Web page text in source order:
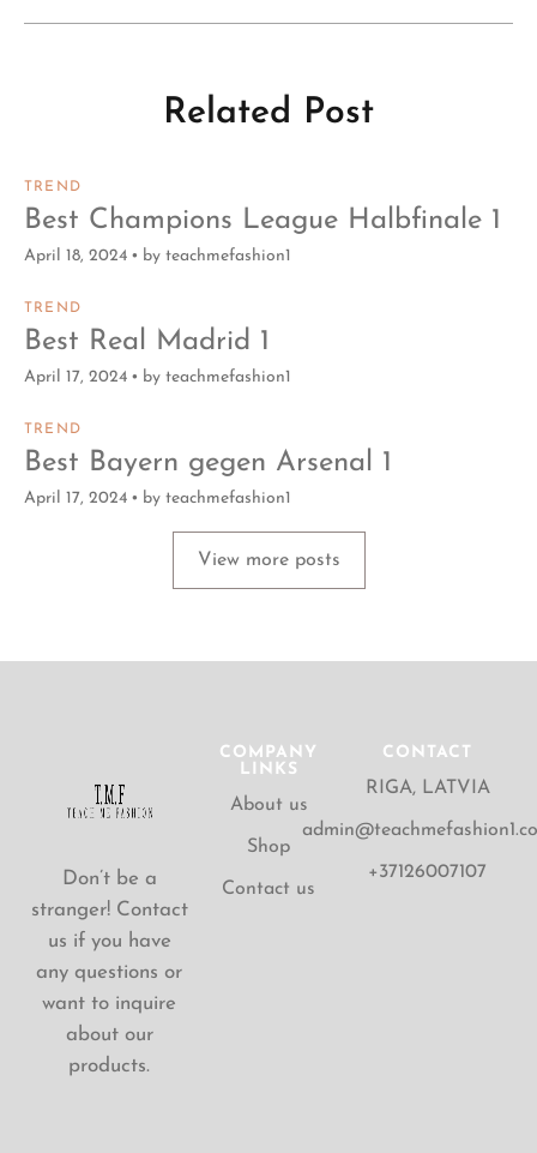
Related Post
TREND
Best Champions League Halbfinale 1
April 18, 2024 by teachmefashion1
TREND
Best Real Madrid 1
April 17, 2024 by teachmefashion1
TREND
Best Bayern gegen Arsenal 1
April 17, 2024 by teachmefashion1
View more posts
Don’t be a
stranger! Contact
us if you have
any questions or
want to inquire
about our
products.
COMPANY
LINKS
About us
Shop
Contact us
CONTACT
RIGA, LATVIA
+37126007107